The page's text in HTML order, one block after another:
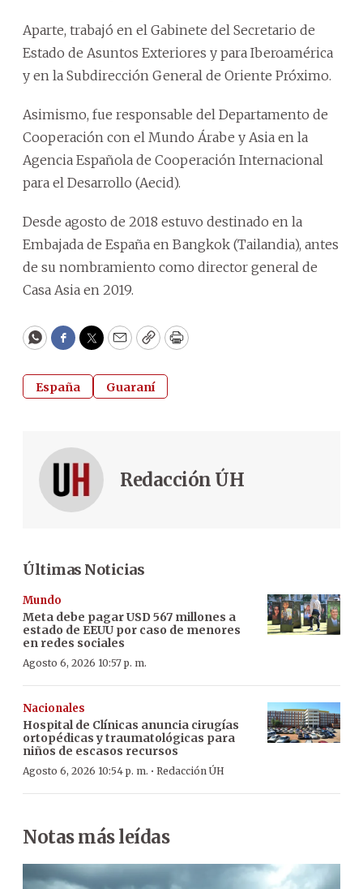
Aparte, trabajó en el Gabinete del Secretario de
Estado de Asuntos Exteriores y para Iberoamérica
y en la Subdirección General de Oriente Próximo.
Asimismo, fue responsable del Departamento de
Cooperación con el Mundo Árabe y Asia en la
Agencia Española de Cooperación Internacional
para el Desarrollo (Aecid).
Desde agosto de 2018 estuvo destinado en la
Embajada de España en Bangkok (Tailandia), antes
de su nombramiento como director general de
Casa Asia en 2019.
WhatsApp
Facebook
Twitter
EmailCopyPrint
España Guaraní
Redacción ÚH
Últimas Noticias
Mundo
Meta debe pagar USD 567 millones a
estado de EEUU por caso de menores
en redes sociales
Agosto 6, 2026 10:57 p. m.
Nacionales
Hospital de Clínicas anuncia cirugías
ortopédicas y traumatológicas para
niños de escasos recursos
Agosto 6, 2026 10:54 p. m. · Redacción ÚH
Notas más leídas